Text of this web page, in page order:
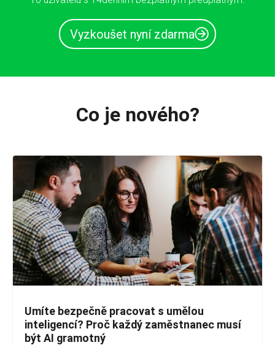
Vyzkoušet nyní zdarma
Co je nového?
Umíte bezpečně pracovat s umělou
inteligencí? Proč každý zaměstnanec musí
být AI gramotný